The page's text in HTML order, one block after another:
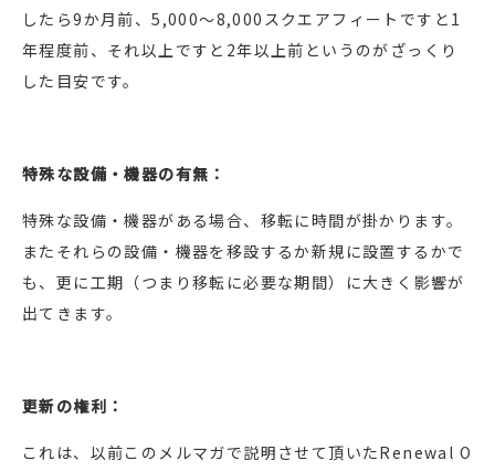
したら9か月前、5,000～8,000スクエアフィートですと1
年程度前、それ以上ですと2年以上前というのがざっくり
した目安です。
特殊な設備・機器の有無：
特殊な設備・機器がある場合、移転に時間が掛かります。
またそれらの設備・機器を移設するか新規に設置するかで
も、更に工期（つまり移転に必要な期間）に大きく影響が
出てきます。
更新の権利：
これは、以前このメルマガで説明させて頂いたRenewal O